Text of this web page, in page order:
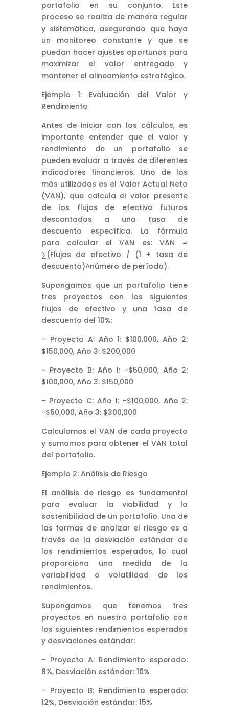
portafolio en su conjunto. Este
proceso se realiza de manera regular
y sistemática, asegurando que haya
un monitoreo constante y que se
puedan hacer ajustes oportunos para
maximizar el valor entregado y
mantener el alineamiento estratégico.
Ejemplo 1: Evaluación del Valor y
Rendimiento
Antes de iniciar con los cálculos, es
importante entender que el valor y
rendimiento de un portafolio se
pueden evaluar a través de diferentes
indicadores financieros. Uno de los
más utilizados es el Valor Actual Neto
(VAN), que calcula el valor presente
de los flujos de efectivo futuros
descontados a una tasa de
descuento específica. La fórmula
para calcular el VAN es: VAN =
∑(Flujos de efectivo / (1 + tasa de
descuento)^número de período).
Supongamos que un portafolio tiene
tres proyectos con los siguientes
flujos de efectivo y una tasa de
descuento del 10%:
– Proyecto A: Año 1: $100,000, Año 2:
$150,000, Año 3: $200,000
– Proyecto B: Año 1: -$50,000, Año 2:
$100,000, Año 3: $150,000
– Proyecto C: Año 1: -$100,000, Año 2:
-$50,000, Año 3: $300,000
Calculamos el VAN de cada proyecto
y sumamos para obtener el VAN total
del portafolio.
Ejemplo 2: Análisis de Riesgo
El análisis de riesgo es fundamental
para evaluar la viabilidad y la
sostenibilidad de un portafolio. Una de
las formas de analizar el riesgo es a
través de la desviación estándar de
los rendimientos esperados, lo cual
proporciona una medida de la
variabilidad o volatilidad de los
rendimientos.
Supongamos que tenemos tres
proyectos en nuestro portafolio con
los siguientes rendimientos esperados
y desviaciones estándar:
– Proyecto A: Rendimiento esperado:
8%, Desviación estándar: 10%
– Proyecto B: Rendimiento esperado:
12%, Desviación estándar: 15%